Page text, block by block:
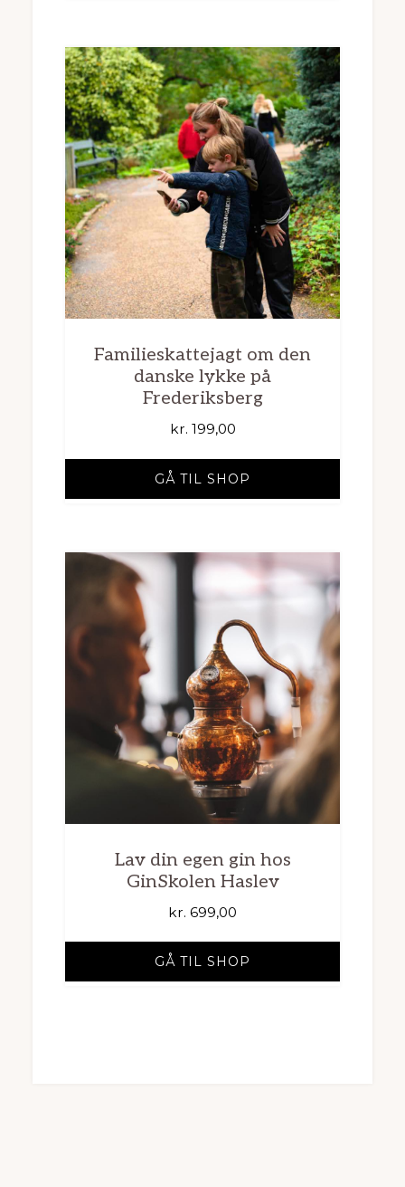
Familieskattejagt om den
danske lykke på
Frederiksberg
kr. 199,00
GÅ TIL SHOP
Lav din egen gin hos
GinSkolen Haslev
kr. 699,00
GÅ TIL SHOP